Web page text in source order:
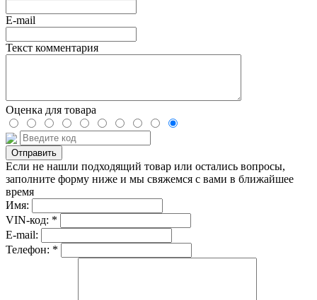
E-mail
Текст комментария
Оценка для товара
Если не нашли подходящий товар или остались вопросы,
заполните форму ниже и мы свяжемся с вами в ближайшее
время
Имя:
VIN-код: *
E-mail:
Телефон: *